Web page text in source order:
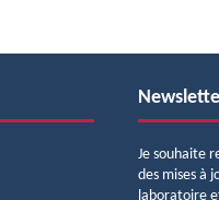
Je souhaite
des mises à
laboratoire